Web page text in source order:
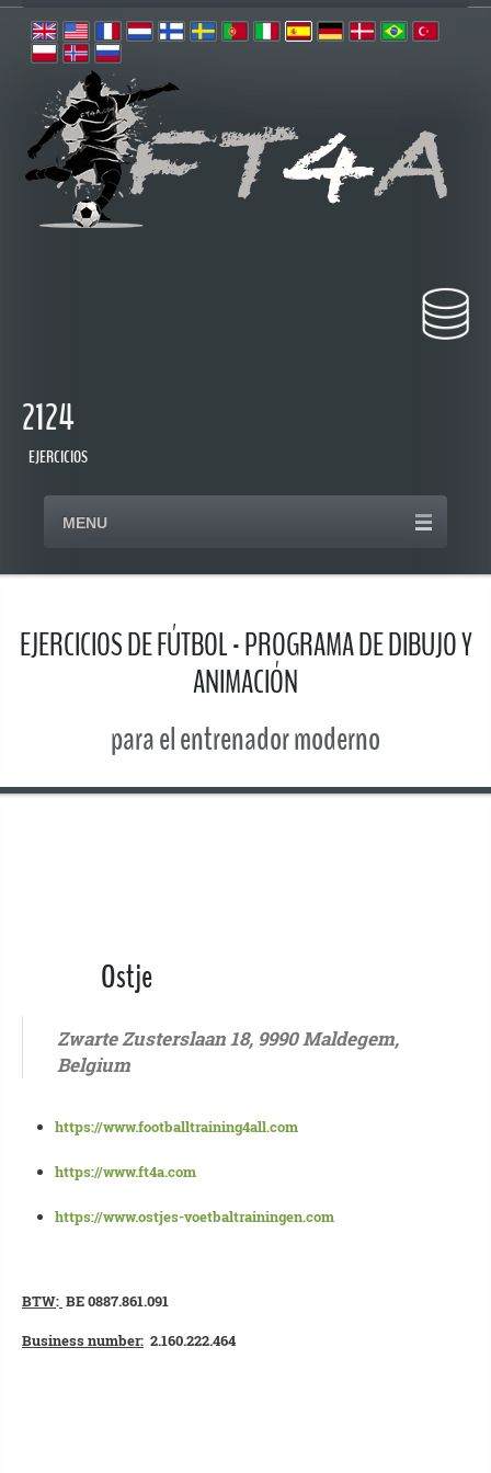
2124
EJERCICIOS
MENU
EJERCICIOS DE FÚTBOL - PROGRAMA DE DIBUJO Y
ANIMACIÓN
para el entrenador moderno
Ostje
Zwarte Zusterslaan 18, 9990 Maldegem,
Belgium
https://www.footballtraining4all.com
https://www.ft4a.com
https://www.ostjes-voetbaltrainingen.com
BTW: BE 0887.861.091
Business number: 2.160.222.464